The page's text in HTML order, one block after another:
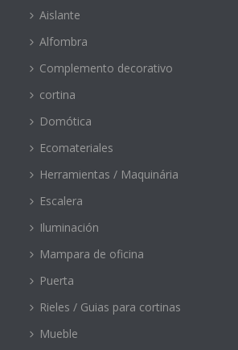
Aislante
Alfombra
Complemento decorativo
cortina
Domótica
Ecomateriales
Herramientas / Maquinária
Escalera
Iluminación
Mampara de oficina
Puerta
Rieles / Guias para cortinas
Mueble